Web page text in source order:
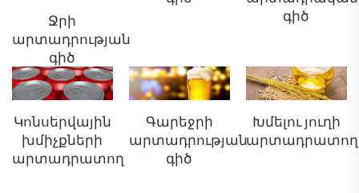
Ջրի
արտադրության
գիծ
գիծ
Կոնսերվային
խմիչքների
արտադրատող
Գարեջրի
արտադրության
գիծ
Խմելու յուղի
արտադրատող